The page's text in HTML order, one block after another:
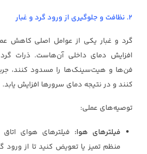
2. نظافت و جلوگیری از ورود گرد و غبار
گرد و غبار یکی از عوامل اصلی کاهش
افزایش دمای داخلی آن‌هاست. ذرات گرد
فن‌ها و هیت‌سینک‌ها را مسدود کنند،
کنند و در نتیجه دمای سرورها افزایش یابد.
توصیه‌های عملی:
فیلترهای هوا: فیلترهای هوای
منظم تمیز یا تعویض کنید تا از ورود